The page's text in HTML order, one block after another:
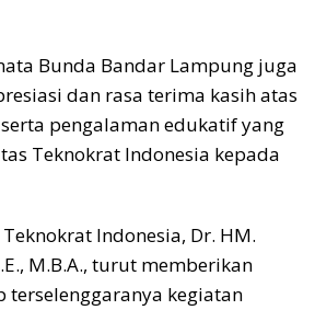
Bunda Bandar Lampung juga
dan rasa terima kasih atas
pengalaman edukatif yang
Teknokrat Indonesia kepada
Indonesia, Dr. HM.
M.B.A., turut memberikan
terselenggaranya kegiatan